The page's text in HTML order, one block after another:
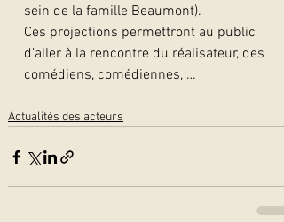
sein de la famille Beaumont).
Ces projections permettront au public
d’aller à la rencontre du réalisateur, des
comédiens, comédiennes, …
Actualités des acteurs